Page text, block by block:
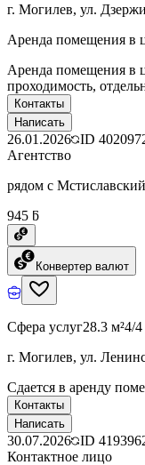
г. Могилев, ул.
Аренда помещения в
Аренда помещения в
проходимость,
Контакты
Написать
26.01.2026 ID
Агентство
рядом с
945 ƃ
Конвертер валют
Сфера услуг28.3 м²4/4
г. Могилев, ул.
Сдается в аренду
Контакты
Написать
30.07.2026 ID
Контактное лицо